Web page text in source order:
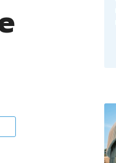
чудных запросах мастеров